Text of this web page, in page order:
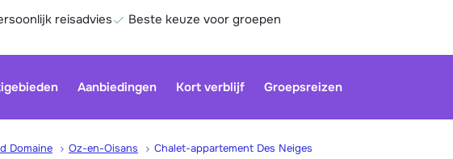
reisadvies Beste keuze voor groepen
Aanbiedingen Kort verblijf Groepsreizen
Domaine Oz-en-Oisans Chalet-appartement Des Neiges